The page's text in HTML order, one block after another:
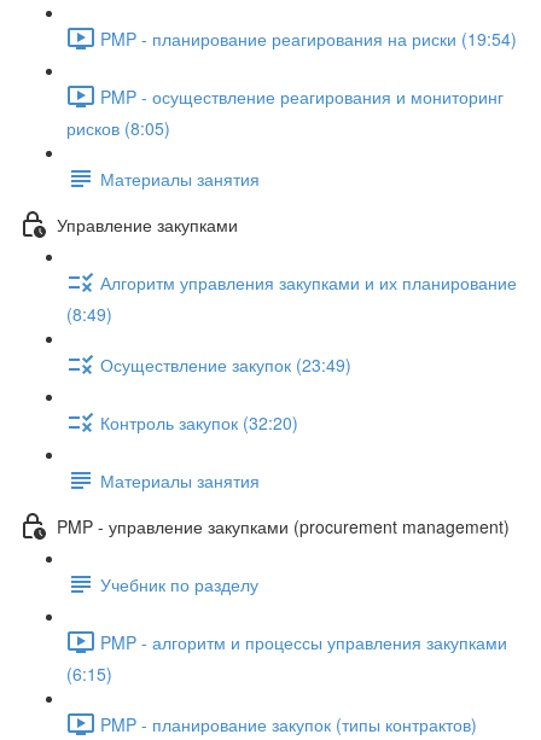
PMP - планирование реагирования на риски (19:54)
PMP - осуществление реагирования и мониторинг
рисков (8:05)
Материалы занятия
Управление закупками
Алгоритм управления закупками и их планирование
(8:49)
Осуществление закупок (23:49)
Контроль закупок (32:20)
Материалы занятия
PMP - управление закупками (procurement management)
Учебник по разделу
PMP - алгоритм и процессы управления закупками
(6:15)
PMP - планирование закупок (типы контрактов)